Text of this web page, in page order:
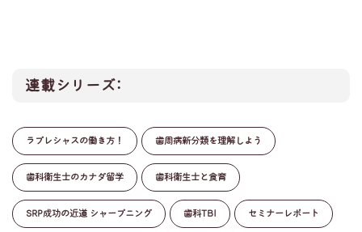
連載シリーズ:
ラプレシャスの働き方！ 歯周病新分類を理解しよう
歯科衛生士のカナダ留学 歯科衛生士と食育
SRP成功の近道 シャープニング 歯科TBI セミナーレポート